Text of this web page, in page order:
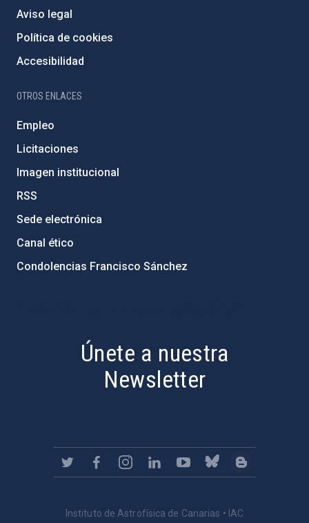
Aviso legal
Política de cookies
Accesibilidad
OTROS ENLACES
Empleo
Licitaciones
Imagen institucional
RSS
Sede electrónica
Canal ético
Condolencias Francisco Sánchez
Únete a nuestra
Newsletter
Instituto de Astrofísica de Canarias • IAC